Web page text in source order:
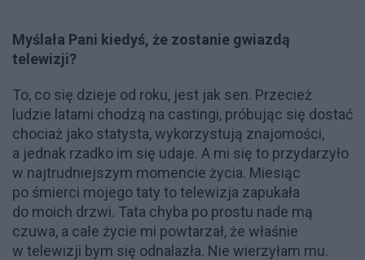
Myślała Pani kiedyś, że zostanie gwiazdą
telewizji?
To, co się dzieje od roku, jest jak sen. Przecież
ludzie latami chodzą na castingi, próbując się dostać
chociaż jako statysta, wykorzystują znajomości,
a jednak rzadko im się udaje. A mi się to przydarzyło
w najtrudniejszym momencie życia. Miesiąc
po śmierci mojego taty to telewizja zapukała
do moich drzwi. Tata chyba po prostu nade mą
czuwa, a całe życie mi powtarzał, że właśnie
w telewizji bym się odnalazła. Nie wierzyłam mu.